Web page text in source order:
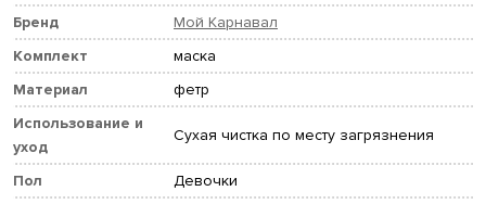
Бренд
Мой Карнавал
Комплект
маска
Материал
фетр
Использование и
уход
Сухая чистка по месту загрязнения
Пол
Девочки